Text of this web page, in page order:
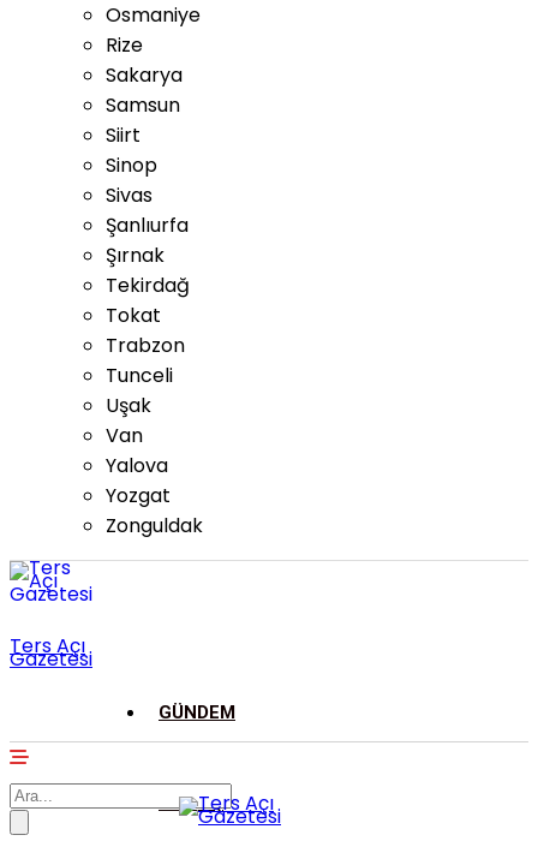
Osmaniye
Rize
Sakarya
Samsun
Siirt
Sinop
Sivas
Şanlıurfa
Şırnak
Tekirdağ
Tokat
Trabzon
Tunceli
Uşak
Van
Yalova
Yozgat
Zonguldak
Ters Açı
Gazetesi
GÜNDEM
ASAYİŞ